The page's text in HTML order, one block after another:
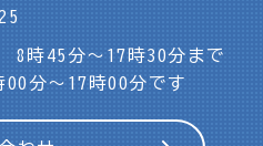
時45分～17時30分まで
分～17時00分です